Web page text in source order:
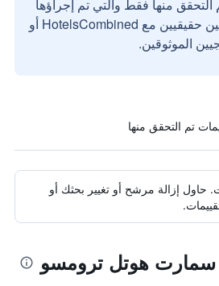
التحقق منها فقط والتي تم إجراؤها
بواسطة مستخدمين حقيقيين مع HotelsCombined أو
الموثوقين.
حاول إزالة مرشح أو تغيير بحثك أو
سمارت هوتل ترومسو